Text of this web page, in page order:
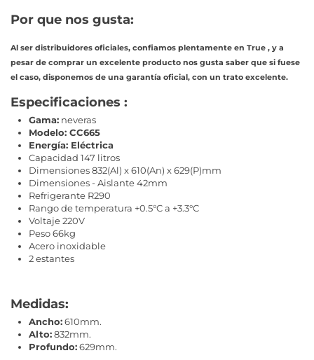
Por que nos gusta:
Al ser distribuidores oficiales, confiamos plentamente en True , y a
pesar de comprar un excelente producto nos gusta saber que si fuese
el caso, disponemos de una garantía oficial, con un trato excelente.
Especificaciones :
Gama: neveras
Modelo: CC665
Energía: Eléctrica
Capacidad 147 litros
Dimensiones 832(Al) x 610(An) x 629(P)mm
Dimensiones - Aislante 42mm
Refrigerante R290
Rango de temperatura +0.5°C a +3.3°C
Voltaje 220V
Peso 66kg
Acero inoxidable
2 estantes
Medidas:
Ancho:610mm.
Alto:832mm.
Profundo:629mm.